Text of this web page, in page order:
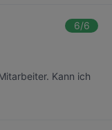
6/6
Kann ich